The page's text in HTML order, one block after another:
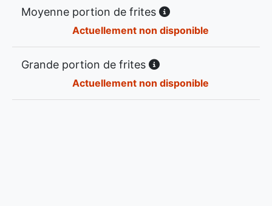
Moyenne portion de frites
Actuellement non disponible
Grande portion de frites
Actuellement non disponible